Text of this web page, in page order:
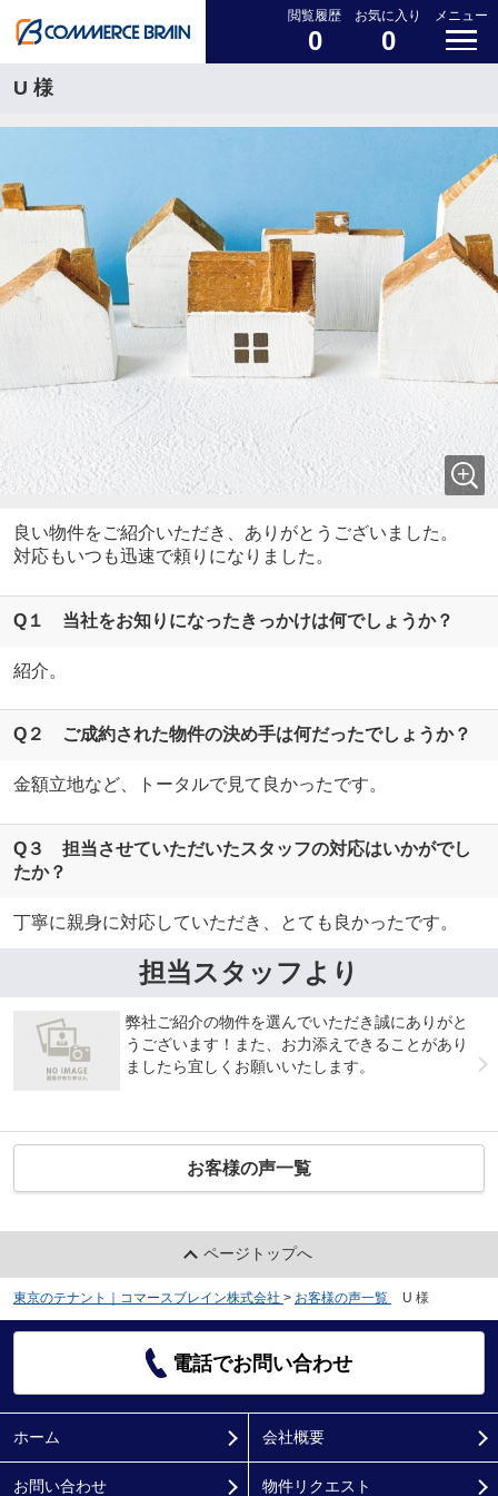
閲覧履歴
0
お気に入り
0
メニュー
U 様
良い物件をご紹介いただき、ありがとうございました。
対応もいつも迅速で頼りになりました。
Q１ 当社をお知りになったきっかけは何でしょうか？
紹介。
Q２ ご成約された物件の決め手は何だったでしょうか？
金額立地など、トータルで見て良かったです。
Q３ 担当させていただいたスタッフの対応はいかがでし
たか？
丁寧に親身に対応していただき、とても良かったです。
担当スタッフより
弊社ご紹介の物件を選んでいただき誠にありがと
うございます！また、お力添えできることがあり
ましたら宜しくお願いいたします。
お客様の声一覧
ページトップへ
東京のテナント｜コマースブレイン株式会社 > お客様の声一覧 U 様
電話でお問い合わせ
ホーム 会社概要
お問い合わせ 物件リクエスト